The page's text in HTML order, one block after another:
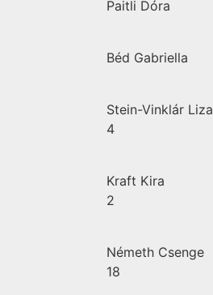
Paitli Dóra
Béd Gabriella
Stein-Vinklár Liza
4
Kraft Kira
2
Németh Csenge
18